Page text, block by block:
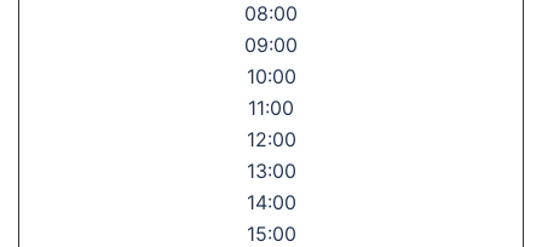
08:00
09:00
10:00
11:00
12:00
13:00
14:00
15:00